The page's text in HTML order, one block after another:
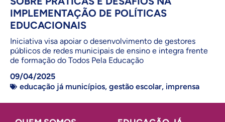
IMPLEMENTAÇÃO DE POLÍTICAS
EDUCACIONAIS
Iniciativa visa apoiar o desenvolvimento de gestores
públicos de redes municipais de ensino e integra frente
de formação do Todos Pela Educação
09/04/2025
educação já municípios, gestão escolar, imprensa